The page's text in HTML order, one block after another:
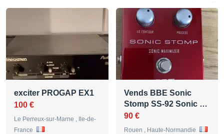
exciter PROGAP EX1
100 €
Le Perreux-sur-Marne , Ile-de-
France
Vends BBE Sonic
Stomp SS-92 Sonic …
90 €
Rouen , Haute-Normandie